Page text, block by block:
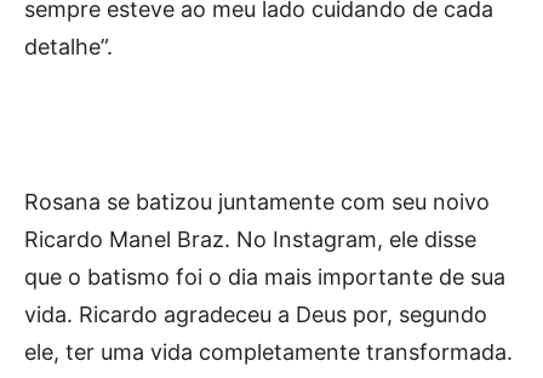
sempre esteve ao meu lado cuidando de cada
detalhe”.
Rosana se batizou juntamente com seu noivo
Ricardo Manel Braz. No Instagram, ele disse
que o batismo foi o dia mais importante de sua
vida. Ricardo agradeceu a Deus por, segundo
ele, ter uma vida completamente transformada.